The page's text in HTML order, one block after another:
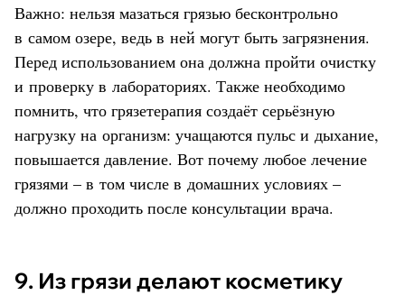
Важно: нельзя мазаться грязью бесконтрольно
в самом озере, ведь в ней могут быть загрязнения.
Перед использованием она должна пройти очистку
и проверку в лабораториях. Также необходимо
помнить, что грязетерапия создаёт серьёзную
нагрузку на организм: учащаются пульс и дыхание,
повышается давление. Вот почему любое лечение
грязями – в том числе в домашних условиях –
должно проходить после консультации врача.
9. Из грязи делают косметику